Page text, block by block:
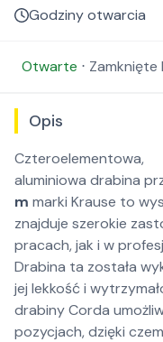
Godziny otwarcia
Otwarte ⋅ Zamknięte
Opis
Czteroelementowa,
aluminiowa drabina
m marki Krause to
znajduje szerokie
pracach, jak i w
Drabina ta została
jej lekkość i
drabiny Corda
pozycjach, dzięki